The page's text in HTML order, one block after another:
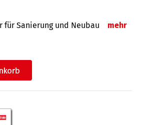
für Sanierung und Neubau mehr